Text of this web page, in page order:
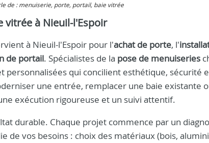
de : menuiserie, porte, portail, baie vitrée
à Nieuil-l'Espoir
à Nieuil-l'Espoir pour l'achat de porte, l'
de portail. Spécialistes de la pose de menuiseries
qui concilient esthétique, sécurité
une entrée, remplacer une baie existante
exécution rigoureuse et un suivi attentif.
durable. Chaque projet commence par un
de vos besoins : choix des matériaux (bois,